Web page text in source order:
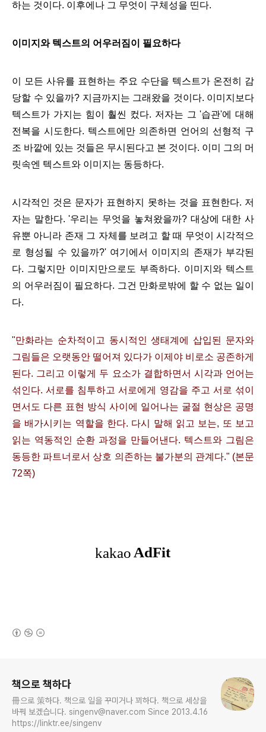
하는 것이다. 이후에나 그 무엇이 구체성을 띤다.
이미지와 텍스트의 어우러짐이 필요하다
이 모든 사유를 표현하는 주요 수단을 텍스트가 온전히 감
당할 수 있을까? 지금까지는 그래왔을 것이다. 이미지보다
텍스트가 가지는 힘이 훨씬 컸다. 저자는 그 '습관'에 대해
전복을 시도한다. 텍스트에만 의존하면 언어의 선형적 구
조 바깥에 있는 것들은 무시된다고 본 것이다. 이미 그의 머
릿속엔 텍스트와 이미지는 동등하다.
시각적인 것은 문자가 표현하지 못하는 것을 표현한다. 저
자는 말한다. '우리는 무엇을 놓쳐왔을까? 대상에 대한 사
유뿐 아니라 존재 그 자체를 보려고 할 때 무엇이 시각적으
로 형성될 수 있을까?' 여기에서 이미지의 존재가 부각된
다. 그렇지만 이미지만으로도 부족하다. 이미지와 텍스트
의 어우러짐이 필요하다. 그건 만화로밖에 할 수 없는 일이
다.
"만화라는 순차적이고 동시적인 생태계에 삽입된 문자와
그림들은 오랫동안 떨어져 있다가 이제야 비로소 공존하게
된다. 그리고 이렇게 두 요소가 결합하면서 시각과 언어는
섞인다. 서로를 침투하고 서로에게 영감을 주고 서로 섞이
면서도 다른 표현 방식 사이에 일어나는 굴절 현상은 공명
을 배가시키는 역할을 한다. 다시 말해 읽고 보는, 또 보고
읽는 역동적인 순환 과정을 만들어낸다. 텍스트와 그림은
동등한 파트너로서 상호 의존하는 불가분의 관계다." (본문
72쪽)
책으로 책하다
冊으로 策하다. 책으로 일을 꾸미거나 꾀하다. 책으로 세상을
바꿔 보겠습니다. singenv@naver.com Since 2013.4.16
https://linktr.ee/singenv